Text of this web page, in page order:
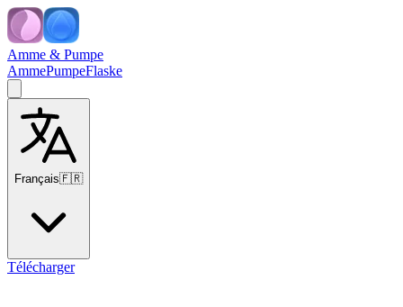
Amme & Pumpe
AmmePumpeFlaske
Français🇫🇷
Télécharger